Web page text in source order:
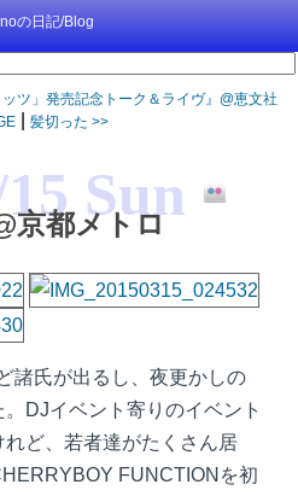
の日記/Blog
ツ」発売記念トーク＆ライヴ』@恵文社
| 髪切った >>
Sun
京都メトロ
諸氏が出るし、夜更かしの
DJイベント寄りのイベント
ど、若者達がたくさん居
FUNCTIONを初